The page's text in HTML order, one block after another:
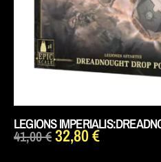
LEGIONS
41,00€32,80€